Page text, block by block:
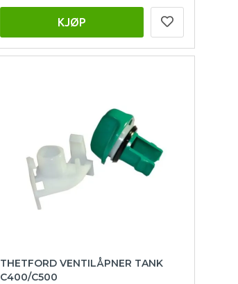
KJØP
THETFORD VENTILÅPNER TANK
C400/C500